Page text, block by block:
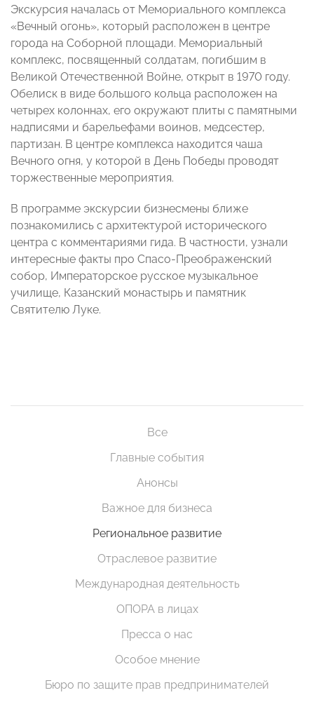
Экскурсия началась от Мемориального комплекса
«Вечный огонь», который расположен в центре
города на Соборной площади. Мемориальный
комплекс, посвященный солдатам, погибшим в
Великой Отечественной Войне, открыт в 1970 году.
Обелиск в виде большого кольца расположен на
четырех колоннах, его окружают плиты с памятными
надписями и барельефами воинов, медсестер,
партизан. В центре комплекса находится чаша
Вечного огня, у которой в День Победы проводят
торжественные мероприятия.
В программе экскурсии бизнесмены ближе
познакомились с архитектурой исторического
центра с комментариями гида. В частности, узнали
интересные факты про Спасо-Преображенский
собор, Императорское русское музыкальное
училище, Казанский монастырь и памятник
Святителю Луке.
Все
Главные события
Анонсы
Важное для бизнеса
Региональное развитие
Отраслевое развитие
Международная деятельность
ОПОРА в лицах
Пресса о нас
Особое мнение
Бюро по защите прав предпринимателей